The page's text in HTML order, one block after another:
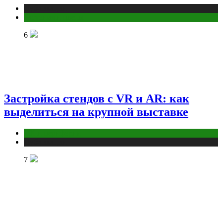
6
Застройка стендов с VR и AR: как
выделиться на крупной выставке
7